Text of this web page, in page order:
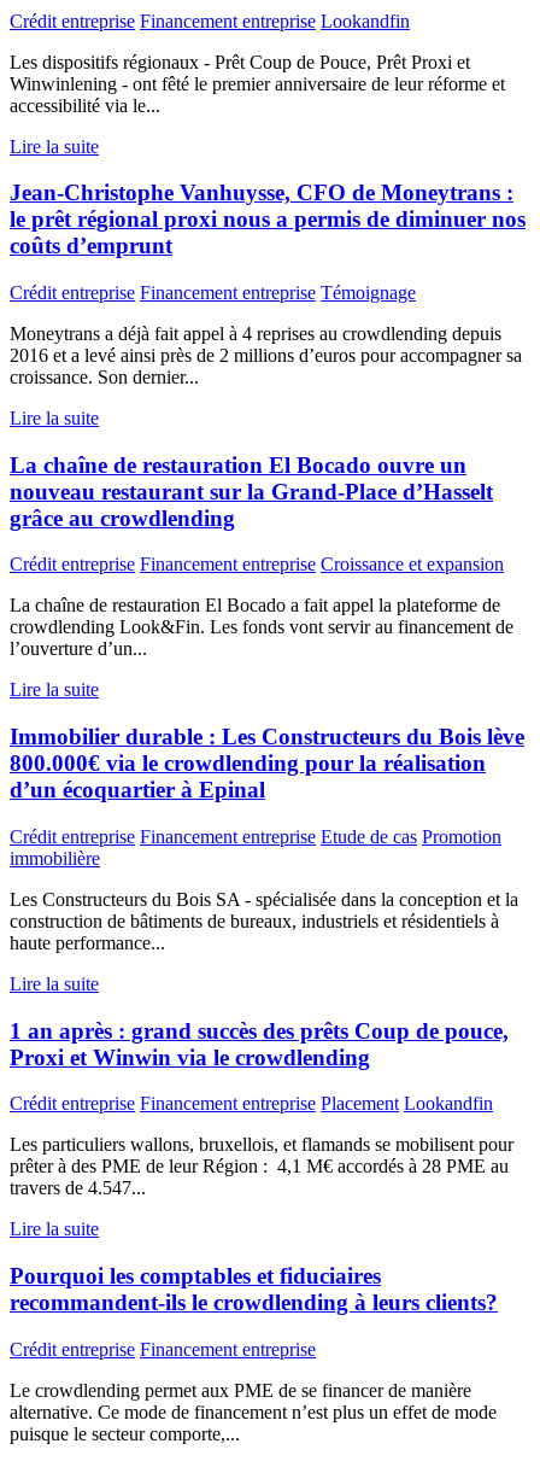
Crédit entreprise Financement entreprise Lookandfin
Les dispositifs régionaux - Prêt Coup de Pouce, Prêt Proxi et
Winwinlening - ont fêté le premier anniversaire de leur réforme et
accessibilité via le...
Lire la suite
Jean-Christophe Vanhuysse, CFO de Moneytrans :
le prêt régional proxi nous a permis de diminuer nos
coûts d’emprunt
Crédit entreprise Financement entreprise Témoignage
Moneytrans a déjà fait appel à 4 reprises au crowdlending depuis
2016 et a levé ainsi près de 2 millions d’euros pour accompagner sa
croissance. Son dernier...
Lire la suite
La chaîne de restauration El Bocado ouvre un
nouveau restaurant sur la Grand-Place d’Hasselt
grâce au crowdlending
Crédit entreprise Financement entreprise Croissance et expansion
La chaîne de restauration El Bocado a fait appel la plateforme de
crowdlending Look&Fin. Les fonds vont servir au financement de
l’ouverture d’un...
Lire la suite
Immobilier durable : Les Constructeurs du Bois lève
800.000€ via le crowdlending pour la réalisation
d’un écoquartier à Epinal
Crédit entreprise Financement entreprise Etude de cas Promotion
immobilière
Les Constructeurs du Bois SA - spécialisée dans la conception et la
construction de bâtiments de bureaux, industriels et résidentiels à
haute performance...
Lire la suite
1 an après : grand succès des prêts Coup de pouce,
Proxi et Winwin via le crowdlending
Crédit entreprise Financement entreprise Placement Lookandfin
Les particuliers wallons, bruxellois, et flamands se mobilisent pour
prêter à des PME de leur Région : 4,1 M€ accordés à 28 PME au
travers de 4.547...
Lire la suite
Pourquoi les comptables et fiduciaires
recommandent-ils le crowdlending à leurs clients?
Crédit entreprise Financement entreprise
Le crowdlending permet aux PME de se financer de manière
alternative. Ce mode de financement n’est plus un effet de mode
puisque le secteur comporte,...